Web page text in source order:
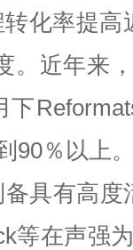
化率提高
。近年来
下
90％以上
具有高度
等在声强